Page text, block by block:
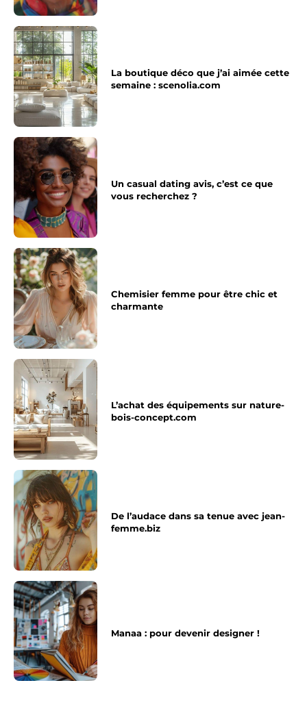
La boutique déco que j’ai aimée cette
semaine : scenolia.com
Un casual dating avis, c’est ce que
vous recherchez ?
Chemisier femme pour être chic et
charmante
L’achat des équipements sur nature-
bois-concept.com
De l’audace dans sa tenue avec jean-
femme.biz
Manaa : pour devenir designer !